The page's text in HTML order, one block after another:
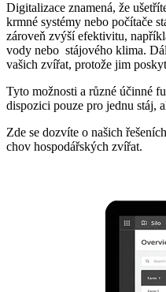
Digitalizace znamená, že
krmné systémy nebo počítače
zároveň zvýší efektivitu,
vody nebo stájového klima.
vašich zvířat, protože jim
Tyto možnosti a různé účinné
dispozici pouze pro jednu stáj,
Zde se dozvíte o našich
chov hospodářských zvířat.